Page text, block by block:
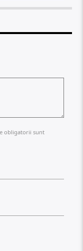
obligatorii sunt